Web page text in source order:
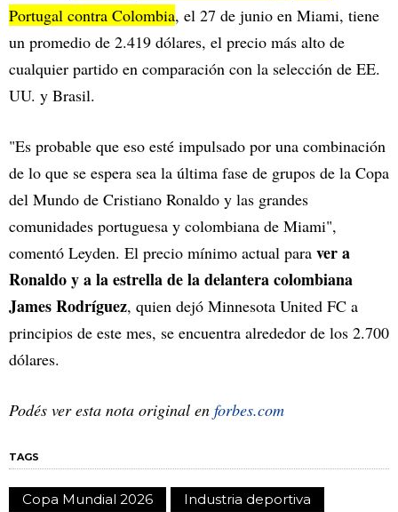
Portugal contra Colombia, el 27 de junio en Miami, tiene
un promedio de 2.419 dólares, el precio más alto de
cualquier partido en comparación con la selección de EE.
UU. y Brasil.
"Es probable que eso esté impulsado por una combinación
de lo que se espera sea la última fase de grupos de la Copa
del Mundo de Cristiano Ronaldo y las grandes
comunidades portuguesa y colombiana de Miami",
comentó Leyden. El precio mínimo actual para ver a
Ronaldo y a la estrella de la delantera colombiana
James Rodríguez, quien dejó Minnesota United FC a
principios de este mes, se encuentra alrededor de los 2.700
dólares.
Podés ver esta nota original en forbes.com
TAGS
Copa Mundial 2026
Industria deportiva